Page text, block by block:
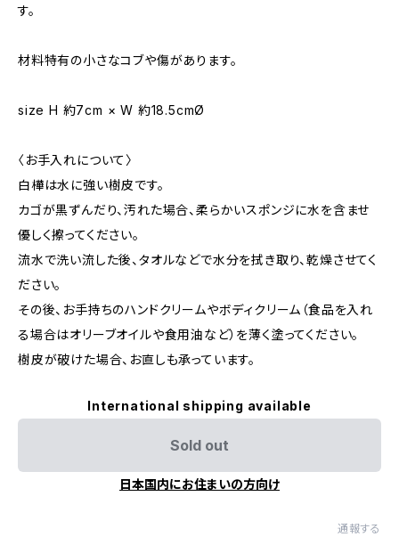
す。
材料特有の小さなコブや傷があります。
size H 約7cm × W 約18.5cmØ
〈お手入れについて〉
白樺は水に強い樹皮です。
カゴが黒ずんだり、汚れた場合、柔らかいスポンジに水を含ませ
優しく擦ってください。
流水で洗い流した後、タオルなどで水分を拭き取り、乾燥させてく
ださい。
その後、お手持ちのハンドクリームやボディクリーム（食品を入れ
る場合はオリーブオイルや食用油など）を薄く塗ってください。
樹皮が破けた場合、お直しも承っています。
International shipping available
Sold out
日本国内にお住まいの方向け
通報する